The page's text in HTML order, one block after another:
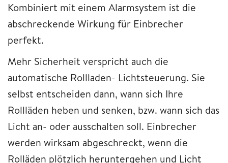
Kombiniert mit einem Alarmsystem ist die
abschreckende Wirkung für Einbrecher
perfekt.
Mehr Sicherheit verspricht auch die
automatische Rollladen- Lichtsteuerung. Sie
selbst entscheiden dann, wann sich Ihre
Rollläden heben und senken, bzw. wann sich das
Licht an- oder ausschalten soll. Einbrecher
werden wirksam abgeschreckt, wenn die
Rolläden plötzlich heruntergehen und Licht